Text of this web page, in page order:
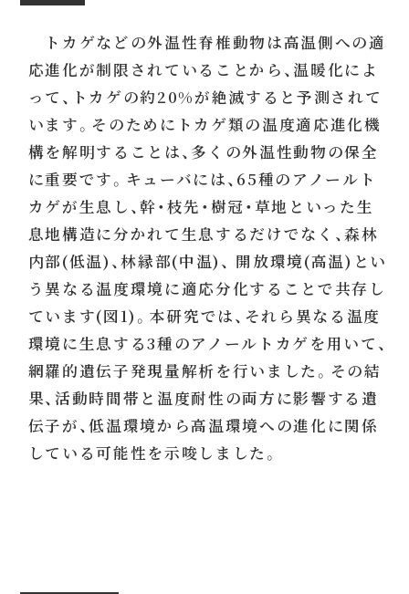
トカゲなどの外温性脊椎動物は高温側への適
応進化が制限されていることから、温暖化によ
って、トカゲの約20%が絶滅すると予測されて
います。そのためにトカゲ類の温度適応進化機
構を解明することは、多くの外温性動物の保全
に重要です。キューバには、65種のアノールト
カゲが生息し、幹・枝先・樹冠・草地といった生
息地構造に分かれて生息するだけでなく、森林
内部(低温)、林縁部(中温)、 開放環境(高温)とい
う異なる温度環境に適応分化することで共存し
ています(図1)。本研究では、それら異なる温度
環境に生息する3種のアノールトカゲを用いて、
網羅的遺伝子発現量解析を行いました。その結
果、活動時間帯と温度耐性の両方に影響する遺
伝子が、低温環境から高温環境への進化に関係
している可能性を示唆しました。